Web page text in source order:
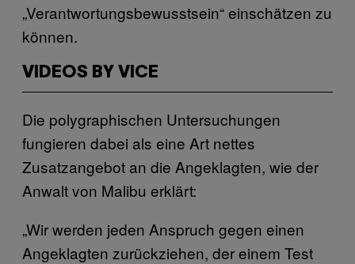
„Verantwortungsbewusstsein“ einschätzen zu
können.
VIDEOS BY VICE
Die polygraphischen Untersuchungen
fungieren dabei als eine Art nettes
Zusatzangebot an die Angeklagten, wie der
Anwalt von Malibu erklärt:
„Wir werden jeden Anspruch gegen einen
Angeklagten zurückziehen, der einem Test